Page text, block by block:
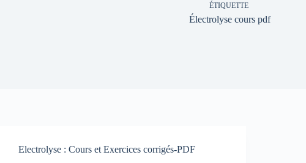
ÉTIQUETTE
Électrolyse cours pdf
Electrolyse : Cours et Exercices corrigés-PDF